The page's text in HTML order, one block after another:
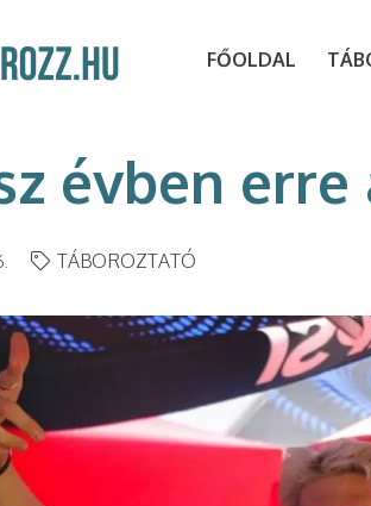
FŐOLDAL
évben
TÁBOROZTATÓ